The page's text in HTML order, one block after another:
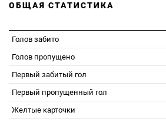
ОБЩАЯ СТАТИСТИКА
Голов забито
Голов пропущено
Первый забитый гол
Первый пропущенный гол
Желтые карточки